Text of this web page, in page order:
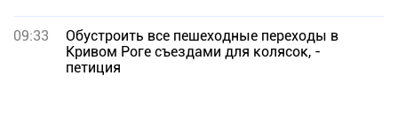
09:33
Обустроить все пешеходные переходы в
Кривом Роге съездами для колясок, -
петиция